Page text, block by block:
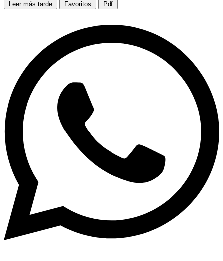
Leer más tarde Favoritos Pdf